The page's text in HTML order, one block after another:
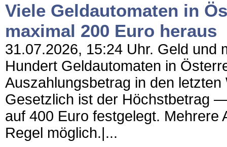
Viele Geldautomaten in
maximal 200 Euro heraus
31.07.2026, 15:24 Uhr. Geld und
Hundert Geldautomaten in
Auszahlungsbetrag in den
Gesetzlich ist der Höchstbetrag
auf 400 Euro festgelegt. Mehrere
Regel möglich.|...